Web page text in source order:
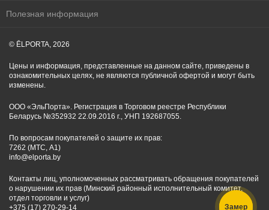
Полезная информация
© ĒLPORTA, 2026
Цены и информация, представленные на данном сайте, приведены в
ознакомительных целях, не являются публичной офертой и могут быть
изменены.
ООО «ЭльПорта». Регистрация в Торговом реестре Республики
Беларусь №352932 22.09.2016 г., УНП 192687055.
По вопросам покупателей о защите их прав:
7262 (МТС, A1)
info@elporta.by
Контакты лиц, уполномоченных рассматривать обращения покупателей
о нарушении их прав (Минский районный исполнительный комитет,
отдел торговли и услуг)
+375 (17) 270-29-14
Замер